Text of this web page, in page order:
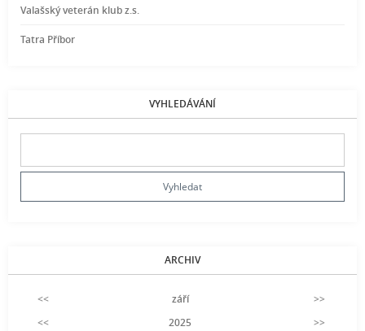
Valašský veterán klub z.s.
Tatra Příbor
VYHLEDÁVÁNÍ
ARCHIV
<< září
>>
<<
2025
>>